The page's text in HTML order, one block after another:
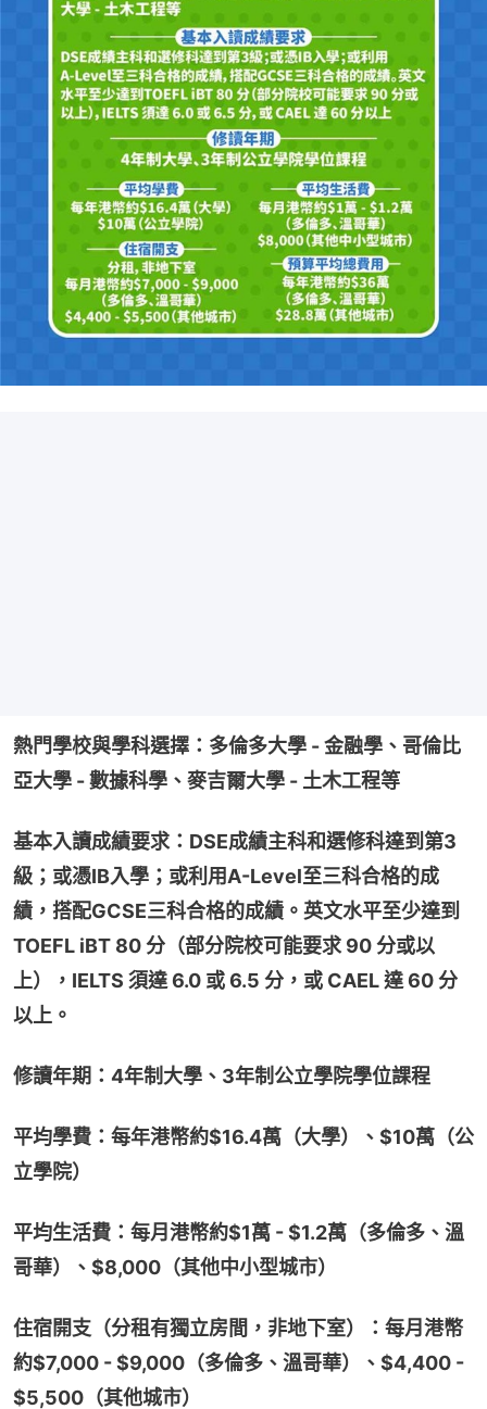
熱門學校與學科選擇：多倫多大學 - 金融學、哥倫比
亞大學 - 數據科學、麥吉爾大學 - 土木工程等
基本入讀成績要求：DSE成績主科和選修科達到第3
級；或憑IB入學；或利用A-Level至三科合格的成
績，搭配GCSE三科合格的成績。英文水平至少達到
TOEFL iBT 80 分（部分院校可能要求 90 分或以
上），IELTS 須達 6.0 或 6.5 分，或 CAEL 達 60 分
以上。
修讀年期：4年制大學、3年制公立學院學位課程
平均學費：每年港幣約$16.4萬（大學）、$10萬（公
立學院）
平均生活費：每月港幣約$1萬 - $1.2萬（多倫多、溫
哥華）、$8,000（其他中小型城市）
住宿開支（分租有獨立房間，非地下室）：每月港幣
約$7,000 - $9,000（多倫多、溫哥華）、$4,400 -
$5,500（其他城市）